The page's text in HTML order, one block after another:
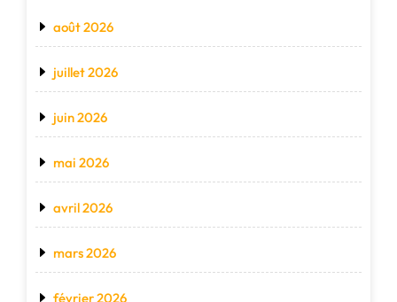
août 2026
juillet 2026
juin 2026
mai 2026
avril 2026
mars 2026
février 2026